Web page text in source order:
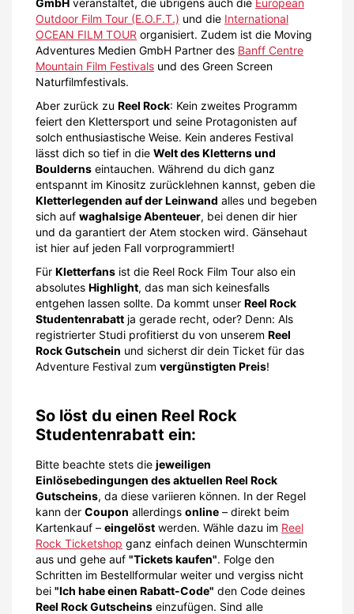
GmbH veranstaltet, die übrigens auch die European
Outdoor Film Tour (E.O.F.T.) und die International
OCEAN FILM TOUR organisiert. Zudem ist die Moving
Adventures Medien GmbH Partner des Banff Centre
Mountain Film Festivals und des Green Screen
Naturfilmfestivals.
Aber zurück zu Reel Rock: Kein zweites Programm
feiert den Klettersport und seine Protagonisten auf
solch enthusiastische Weise. Kein anderes Festival
lässt dich so tief in die Welt des Kletterns und
Boulderns eintauchen. Während du dich ganz
entspannt im Kinositz zurücklehnen kannst, geben die
Kletterlegenden auf der Leinwand alles und begeben
sich auf waghalsige Abenteuer, bei denen dir hier
und da garantiert der Atem stocken wird. Gänsehaut
ist hier auf jeden Fall vorprogrammiert!
Für Kletterfans ist die Reel Rock Film Tour also ein
absolutes Highlight, das man sich keinesfalls
entgehen lassen sollte. Da kommt unser Reel Rock
Studentenrabatt ja gerade recht, oder? Denn: Als
registrierter Studi profitierst du von unserem Reel
Rock Gutschein und sicherst dir dein Ticket für das
Adventure Festival zum vergünstigten Preis!
So löst du einen Reel Rock
Studentenrabatt ein:
Bitte beachte stets die jeweiligen
Einlösebedingungen des aktuellen Reel Rock
Gutscheins, da diese variieren können. In der Regel
kann der Coupon allerdings online – direkt beim
Kartenkauf – eingelöst werden. Wähle dazu im Reel
Rock Ticketshop ganz einfach deinen Wunschtermin
aus und gehe auf "Tickets kaufen". Folge den
Schritten im Bestellformular weiter und vergiss nicht
bei "Ich habe einen Rabatt-Code" den Code deines
Reel Rock Gutscheins einzufügen. Sind alle